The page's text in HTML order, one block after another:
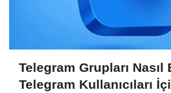
Telegram Grupları
Telegram Kullanıcıları